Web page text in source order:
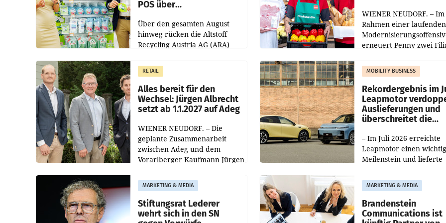
POS über
Über den gesamten August
hinweg rücken die Altstoff
Recycling Austria AG (ARA)
Müller die Initiative „Kreislauf-
Helden“ in allen
österreichischen Müller-Filialen
WIENER NEUDORF. – Im
Rahmen einer laufenden
erneuert Penny zwei
Die beiden Standorte
Haag sowie im rund
RETAIL
Alles bereit für den
Wechsel: Jürgen Albrecht
setzt ab 1.1.2027 auf Adeg
WIENER NEUDORF. – Die
geplante Zusammenarbeit
zwischen Adeg und dem
Vorarlberger Kaufmann Jürgen
freigegeben: Die
Bundeswettbewerbsbehörde
und der Bundeskartellanwalt
MOBILITY BUSINESS
Rekordergebnis im
Leapmotor
Auslieferungen und
überschreitet die
– Im Juli 2026 erreichte
Leapmotor einen
Meilenstein und lieferte
aus, womit sich das
gegenüber Juli 2025
verdoppelte (+102
MARKETING & MEDIA
Stiftungsrat Lederer
wehrt sich in den SN
MARKETING & MEDIA
Brandenstein
Communications ist